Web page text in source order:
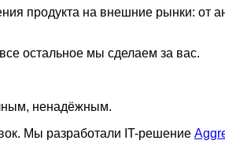
продукта на внешние рынки: от
остальное мы сделаем за вас.
ненадёжным.
Мы разработали IT-решение